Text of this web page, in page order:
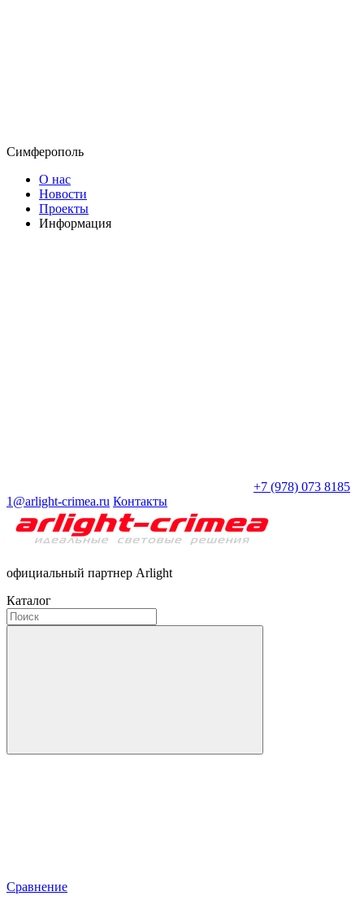
Симферополь
О нас
Новости
Проекты
Информация
+7 (978) 073 8185
1@arlight-crimea.ru Контакты
официальный партнер Arlight
Каталог
Сравнение